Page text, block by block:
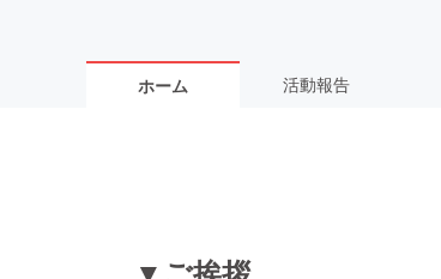
ホーム 活動報告